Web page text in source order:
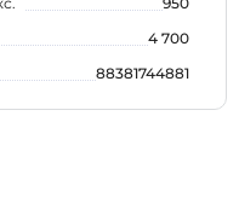
4 700
88381744881